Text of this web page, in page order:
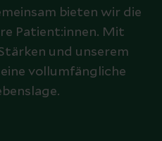
bieten wir die
Patient:innen. Mit
und unserem
vollumfängliche